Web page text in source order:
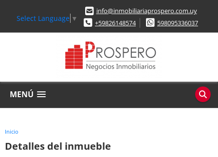
Select Language ▼
info@inmobiliariaprospero.com.uy
+59826148574
598095336037
MENÚ
Inicio
Detalles del inmueble